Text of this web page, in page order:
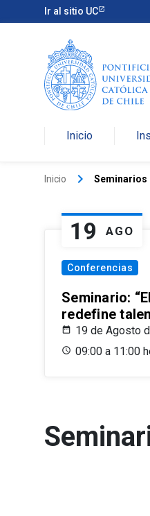
Ir al sitio UC
Inicio
Inicio keyboard_arrow_right Seminarios
19 AGO
Conferencias
Seminario:
redefine
19 de Agosto
09:00 a 11:00